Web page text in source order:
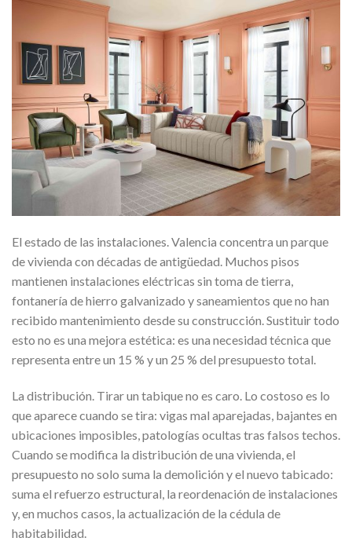
El estado de las instalaciones. Valencia concentra un parque
de vivienda con décadas de antigüedad. Muchos pisos
mantienen instalaciones eléctricas sin toma de tierra,
fontanería de hierro galvanizado y saneamientos que no han
recibido mantenimiento desde su construcción. Sustituir todo
esto no es una mejora estética: es una necesidad técnica que
representa entre un 15 % y un 25 % del presupuesto total.
La distribución. Tirar un tabique no es caro. Lo costoso es lo
que aparece cuando se tira: vigas mal aparejadas, bajantes en
ubicaciones imposibles, patologías ocultas tras falsos techos.
Cuando se modifica la distribución de una vivienda, el
presupuesto no solo suma la demolición y el nuevo tabicado:
suma el refuerzo estructural, la reordenación de instalaciones
y, en muchos casos, la actualización de la cédula de
habitabilidad.